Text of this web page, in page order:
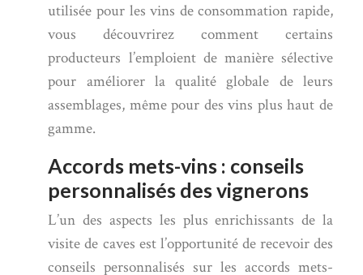
utilisée pour les vins de consommation rapide,
vous découvrirez comment certains
producteurs l’emploient de manière sélective
pour améliorer la qualité globale de leurs
assemblages, même pour des vins plus haut de
gamme.
Accords mets-vins : conseils
personnalisés des vignerons
L’un des aspects les plus enrichissants de la
visite de caves est l’opportunité de recevoir des
conseils personnalisés sur les accords mets-